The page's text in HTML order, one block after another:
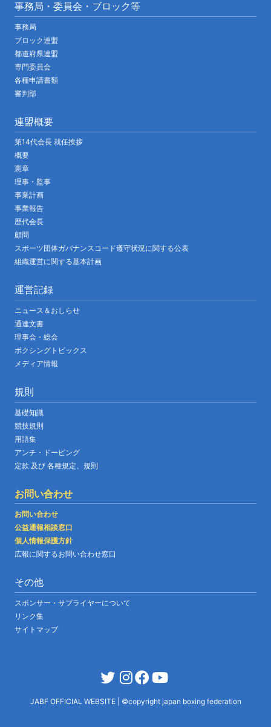
事務局・委員会・ブロック等
事務局
ブロック連盟
都道府県連盟
専門委員会
各種申請書類
審判部
連盟概要
第14代会長 就任挨拶
概要
憲章
理事・監事
事業計画
事業報告
歴代会長
顧問
スポーツ団体ガバナンスコード遵守状況に関する公表
組織運営に関する基本計画
運営記録
ニュース＆おしらせ
通達文書
理事会・総会
ボクシングトピックス
メディア情報
規則
基礎知識
競技規則
用語集
アンチ・ドーピング
定款 及び 各種規定、規則
お問い合わせ
お問い合わせ
公益通報相談窓口
個人情報保護方針
広報に関するお問い合わせ窓口
その他
スポンサー・サプライヤーについて
リンク集
サイトマップ
JABF OFFICIAL WEBSITE ©copyright japan boxing federation